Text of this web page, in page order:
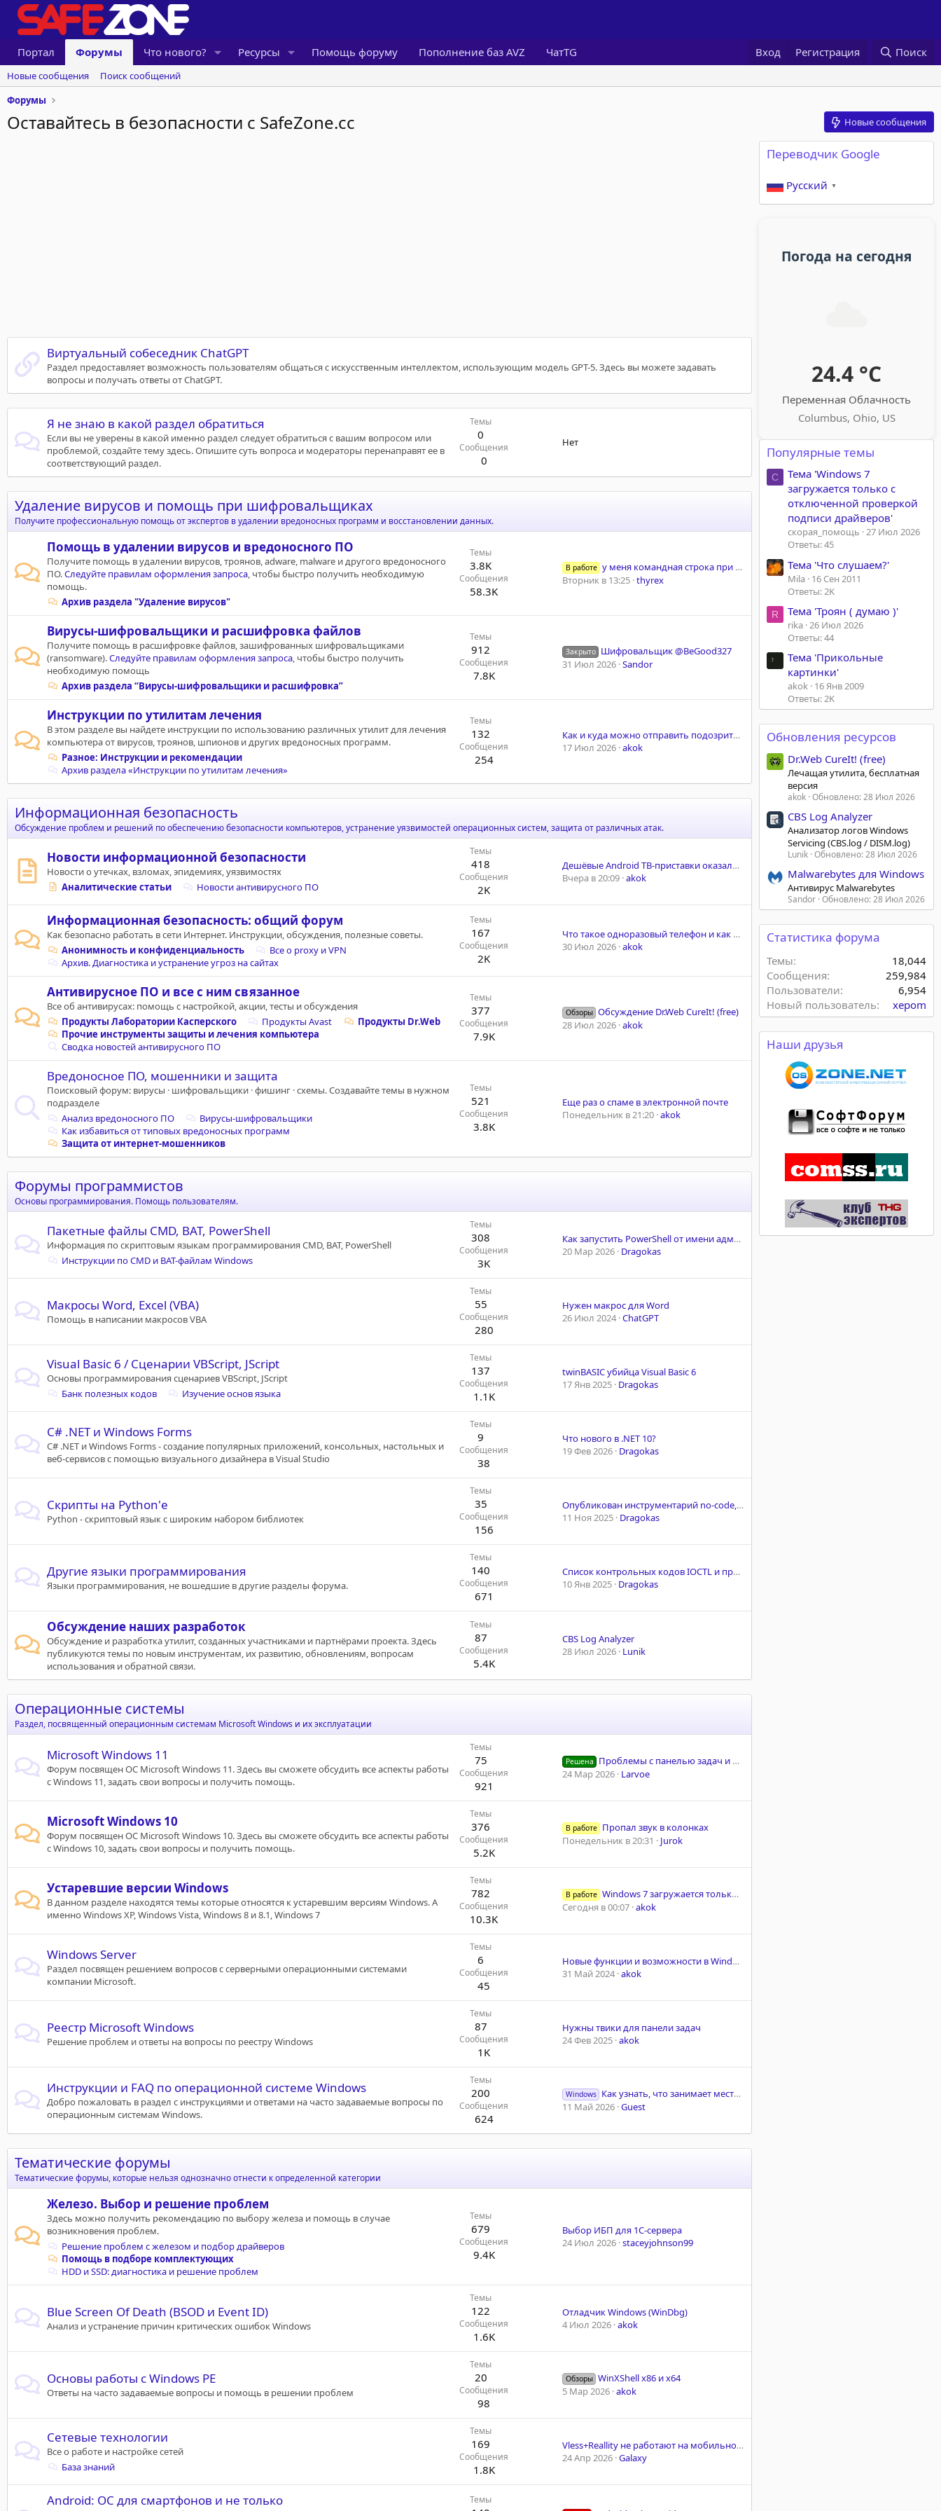
Портал Форумы Что нового? Ресурсы Помощь форуму Пополнение баз AVZ ЧатTG Вход Регистрация Поиск
Новые сообщения
Поиск сообщений
Форумы
Оставайтесь в безопасности с SafeZone.cc Новые сообщения
Виртуальный собеседник ChatGPT
Раздел предоставляет возможность пользователям общаться с искусственным интеллектом, использующим модель GPT-5. Здесь вы можете задавать
вопросы и получать ответы от ChatGPT.
Я не знаю в какой раздел обратиться
Если вы не уверены в какой именно раздел следует обратиться с вашим вопросом или
проблемой, создайте тему здесь. Опишите суть вопроса и модераторы перенаправят ее в
соответствующий раздел.
Темы
0
Сообщения
0
Нет
Удаление вирусов и помощь при шифровальщиках
Получите профессиональную помощь от экспертов в удалении вредоносных программ и восстановлении данных.
Помощь в удалении вирусов и вредоносного ПО
Получите помощь в удалении вирусов, троянов, adware, malware и другого вредоносного
ПО.Следуйте правилам оформления запроса, чтобы быстро получить необходимую
помощь.
Архив раздела "Удаление вирусов"
Темы
3.8K
Сообщения
58.3K
В работе у меня командная строка при включении компа
Вторник в 13:25 thyrex
Вирусы-шифровальщики и расшифровка файлов
Получите помощь в расшифровке файлов, зашифрованных шифровальщиками
(ransomware).Следуйте правилам оформления запроса, чтобы быстро получить
необходимую помощь
Архив раздела “Вирусы‑шифровальщики и расшифровка”
Темы
912
Сообщения
7.8K
Закрыто Шифровальщик @BeGood327
31 Июл 2026 Sandor
Инструкции по утилитам лечения
В этом разделе вы найдете инструкции по использованию различных утилит для лечения
компьютера от вирусов, троянов, шпионов и других вредоносных программ.
Разное: Инструкции и рекомендации
Архив раздела «Инструкции по утилитам лечения»
Темы
132
Сообщения
254
Как и куда можно отправить подозрительные файлы на анализ
17 Июл 2026 akok
Информационная безопасность
Обсуждение проблем и решений по обеспечению безопасности компьютеров, устранение уязвимостей операционных систем, защита от различных атак.
Новости информационной безопасности
Новости о утечках, взломах, эпидемиях, уязвимостях
Аналитические статьи
Новости антивирусного ПО
Темы
418
Сообщения
2K
Дешёвые Android ТВ-приставки оказались частью масштабной схемы рекламного мошенничества
Вчера в 20:09 akok
Информационная безопасность: общий форум
Как безопасно работать в сети Интернет. Инструкции, обсуждения, полезные советы.
Анонимность и конфиденциальность
Все о proxy и VPN
Архив. Диагностика и устранение угроз на сайтах
Темы
167
Сообщения
2K
Что такое одноразовый телефон и как его использовать?
30 Июл 2026 akok
Антивирусное ПО и все с ним связанное
Все об антивирусах: помощь с настройкой, акции, тесты и обсуждения
Продукты Лаборатории Касперского
Продукты Avast
Продукты Dr.Web
Прочие инструменты защиты и лечения компьютера
Сводка новостей антивирусного ПО
Темы
377
Сообщения
7.9K
Обзоры Обсуждение Dr.Web CureIt! (free)
28 Июл 2026 akok
Вредоносное ПО, мошенники и защита
Поисковый форум: вирусы · шифровальщики · фишинг · схемы. Создавайте темы в нужном
подразделе
Анализ вредоносного ПО
Вирусы-шифровальщики
Как избавиться от типовых вредоносных программ
Защита от интернет-мошенников
Темы
521
Сообщения
3.8K
Еще раз о спаме в электронной почте
Понедельник в 21:20 akok
Форумы программистов
Основы программирования. Помощь пользователям.
Пакетные файлы CMD, BAT, PowerShell
Информация по скриптовым языкам программирования CMD, BAT, PowerShell
Инструкции по CMD и BAT-файлам Windows
Темы
308
Сообщения
3K
Как запустить PowerShell от имени администратора
20 Мар 2026 Dragokas
Макросы Word, Excel (VBA)
Помощь в написании макросов VBA
Темы
55
Сообщения
280
Нужен макрос для Word
26 Июл 2024 ChatGPT
Visual Basic 6 / Сценарии VBScript, JScript
Основы программирования сценариев VBScript, JScript
Банк полезных кодов
Изучение основ языка
Темы
137
Сообщения
1.1K
twinBASIC убийца Visual Basic 6
17 Янв 2025 Dragokas
C# .NET и Windows Forms
C# .NET и Windows Forms - создание популярных приложений, консольных, настольных и
веб-сервисов с помощью визуального дизайнера в Visual Studio
Темы
9
Сообщения
38
Что нового в .NET 10?
19 Фев 2026 Dragokas
Скрипты на Python'е
Python - скриптовый язык с широким набором библиотек
Темы
35
Сообщения
156
Опубликован инструментарий no-code, позволяющий скрывать код в скриптах на языке Python.
11 Ноя 2025 Dragokas
Другие языки программирования
Языки программирования, не вошедшие в другие разделы форума.
Темы
140
Сообщения
671
Список контрольных кодов IOCTL и примеры использования
10 Янв 2025 Dragokas
Обсуждение наших разработок
Обсуждение и разработка утилит, созданных участниками и партнёрами проекта. Здесь
публикуются темы по новым инструментам, их развитию, обновлениям, вопросам
использования и обратной связи.
Темы
87
Сообщения
5.4K
CBS Log Analyzer
28 Июл 2026 Lunik
Операционные системы
Раздел, посвященный операционным системам Microsoft Windows и их эксплуатации
Microsoft Windows 11
Форум посвящен ОС Microsoft Windows 11. Здесь вы сможете обсудить все аспекты работы
с Windows 11, задать свои вопросы и получить помощь.
Темы
75
Сообщения
921
Решена
Проблемы с панелью задач и контекстным меню
24 Мар 2026 Larvoe
Microsoft Windows 10
Форум посвящен ОС Microsoft Windows 10. Здесь вы сможете обсудить все аспекты работы
с Windows 10, задать свои вопросы и получить помощь.
Темы
376
Сообщения
5.2K
В работе Пропал звук в колонках
Понедельник в 20:31
Jurok
Устаревшие версии Windows
В данном разделе находятся темы которые относятся к устаревшим версиям Windows. А
именно Windows XP, Windows Vista, Windows 8 и 8.1, Windows 7
Темы
782
Сообщения
10.3K
В работе Windows 7 загружается только с отключенной проверкой подписи драйверов
Сегодня в 00:07 akok
Windows Server
Раздел посвящен решением вопросов с серверными операционными системами
компании Microsoft.
Темы
6
Сообщения
45
Новые функции и возможности в Windows Server 2025
31 Май 2024 akok
Реестр Microsoft Windows
Решение проблем и ответы на вопросы по реестру Windows
Темы
87
Сообщения
1K
Нужны твики для панели задач
24 Фев 2025 akok
Инструкции и FAQ по операционной системе Windows
Добро пожаловать в раздел с инструкциями и ответами на часто задаваемые вопросы по
операционным системам Windows.
Темы
200
Сообщения
624
Windows Как узнать, что занимает место на диске в Windows
11 Май 2026 Guest
Тематические форумы
Тематические форумы, которые нельзя однозначно отнести к определенной категории
Железо. Выбор и решение проблем
Здесь можно получить рекомендацию по выбору железа и помощь в случае
возникновения проблем.
Решение проблем с железом и подбор драйверов
Помощь в подборе комплектующих
HDD и SSD: диагностика и решение проблем
Темы
679
Сообщения
9.4K
Выбор ИБП для 1С-сервера
24 Июл 2026 staceyjohnson99
Blue Screen Of Death (BSOD и Event ID)
Анализ и устранение причин критических ошибок Windows
Темы
122
Сообщения
1.6K
Отладчик Windows (WinDbg)
4 Июл 2026 akok
Основы работы с Windows PE
Ответы на часто задаваемые вопросы и помощь в решении проблем
Темы
20
Сообщения
98
Обзоры WinXShell x86 и x64
5 Мар 2026 akok
Сетевые технологии
Все о работе и настройке сетей
База знаний
Темы
169
Сообщения
1.8K
Vless+Reallity не работают на мобильном интернете.
24 Апр 2026 Galaxy
Android: ОС для смартфонов и не только Темы
Переводчик Google
Русский ▼
Погода на сегодня
24.4 °C
Переменная Облачность
Columbus, Ohio, US
Популярные темы
С
Тема 'Windows 7
загружается только с
отключенной проверкой
подписи драйверов'
скорая_помощь 27 Июл 2026
Ответы: 45
Тема 'Что слушаем?'
Mila 16 Сен 2011
Ответы: 2K
R Тема 'Троян ( думаю )'
rika 26 Июл 2026
Ответы: 44
Тема 'Прикольные
картинки'
akok 16 Янв 2009
Ответы: 2K
Обновления ресурсов
Dr.Web CureIt! (free)
Лечащая утилита, бесплатная
версия
akok Обновлено:28 Июл 2026
CBS Log Analyzer
Анализатор логов Windows
Servicing (CBS.log / DISM.log)
Lunik Обновлено:28 Июл 2026
Malwarebytes для Windows
Антивирус Malwarebytes
Sandor Обновлено:28 Июл 2026
Статистика форума
Темы
18,044
Сообщения
259,984
Пользователи
6,954
Новый пользователь
xepom
Наши друзья